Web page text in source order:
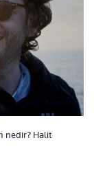
nedir? Halit